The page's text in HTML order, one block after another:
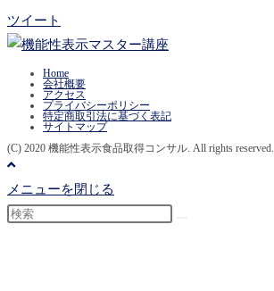
ツイート
Home
会社概要
アクセス
プライバシーポリシー
特定商取引法に基づく表記
サイトマップ
(C) 2020 機能性表示食品取得コンサル. All rights reserved.
メニューを閉じる